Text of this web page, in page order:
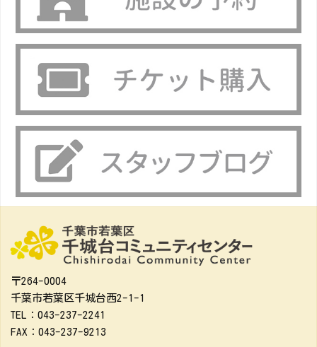
〒264-0004
千葉市若葉区千城台西2-1-1
TEL：043-237-2241
FAX：043-237-9213